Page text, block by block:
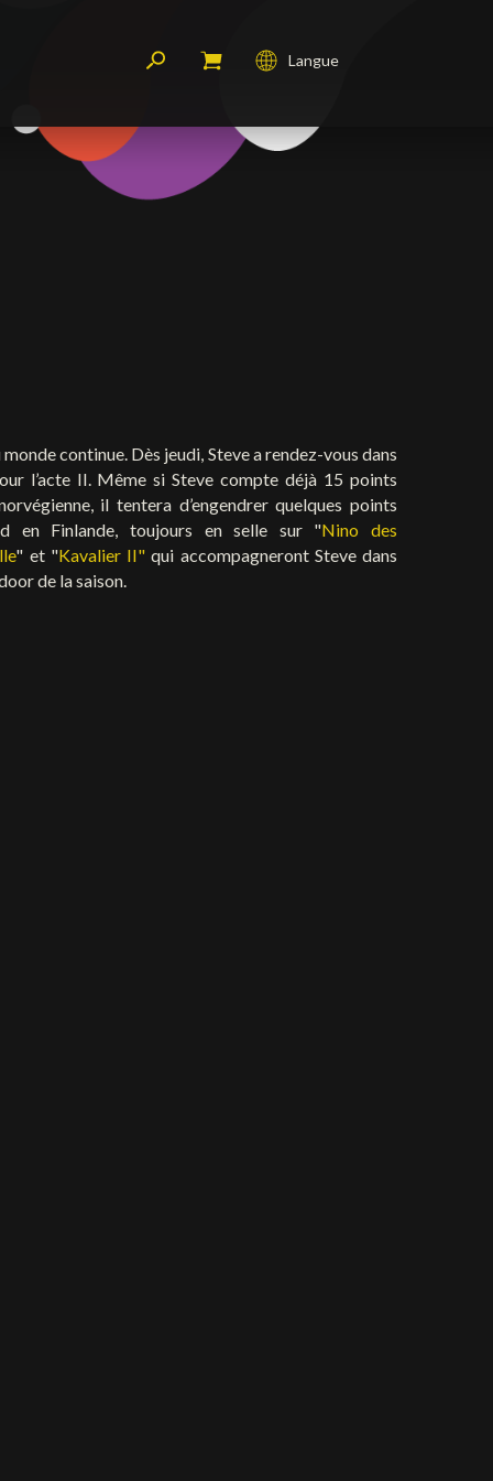
Langue
English
continue. Dès jeudi, Steve a rendez-vous dans
l’acte II. Même si Steve compte déjà 15 points
il tentera d’engendrer quelques points
en Finlande, toujours en selle sur "Nino des
" et "Kavalier II" qui accompagneront Steve dans
de la saison.